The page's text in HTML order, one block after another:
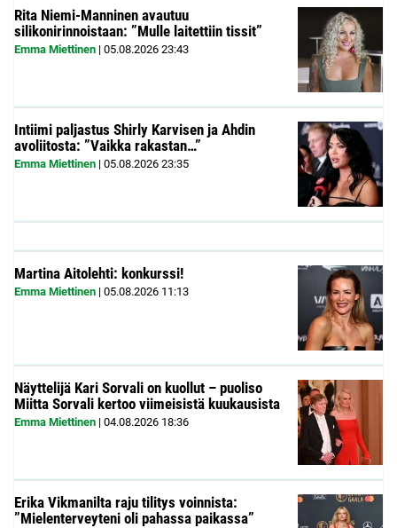
Rita Niemi-Manninen avautuu
silikonirinnoistaan: ”Mulle laitettiin tissit”
Emma Miettinen | 05.08.2026 23:43
Intiimi paljastus Shirly Karvisen ja Ahdin
avoliitosta: ”Vaikka rakastan…”
Emma Miettinen | 05.08.2026 23:35
Martina Aitolehti: konkurssi!
Emma Miettinen | 05.08.2026 11:13
Näyttelijä Kari Sorvali on kuollut – puoliso
Miitta Sorvali kertoo viimeisistä kuukausista
Emma Miettinen | 04.08.2026 18:36
Erika Vikmanilta raju tilitys voinnista:
”Mielenterveyteni oli pahassa paikassa”